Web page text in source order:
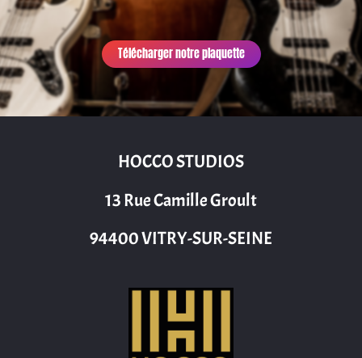
Télécharger notre plaquette
HOCCO STUDIOS
13 Rue Camille Groult
94400 VITRY-SUR-SEINE